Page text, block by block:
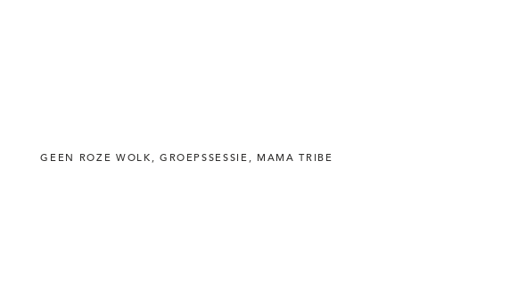
GEEN ROZE WOLK , GROEPSSESSIE , MAMA TRIBE